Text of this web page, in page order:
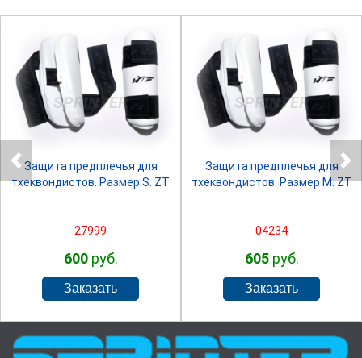
SPRINTER
Защита предплечья для
тхеквондистов. Размер S. ZT
27999
600руб.
SPRINTER
Защита предплечья для
тхеквондистов. Размер M. ZT
04234
605руб.